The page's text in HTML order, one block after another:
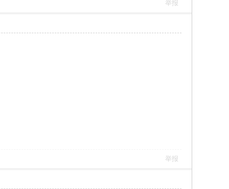
举报
举报